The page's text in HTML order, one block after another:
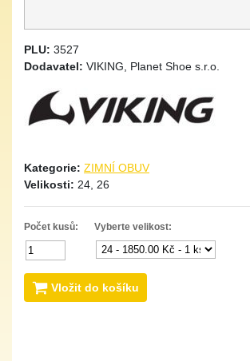
PLU: 3527
Dodavatel: VIKING, Planet Shoe s.r.o.
Kategorie: ZIMNÍ OBUV
Velikosti: 24, 26
Počet kusů: Vyberte velikost:
Vložit do košíku